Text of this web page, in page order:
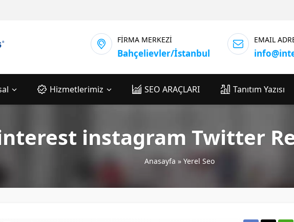
FİRMA MERKEZİ
Bahçelievler/İstanbul
EMAIL
Hizmetlerimiz SEO ARAÇLARI Tanıtım Yazısı
instagram Twitter
Anasayfa » Yerel Seo